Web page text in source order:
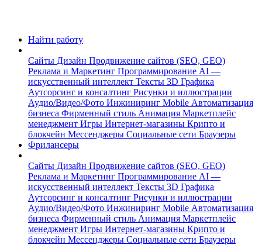
Найти работу
Сайты Дизайн Продвижение сайтов (SEO, GEO)
Реклама и Маркетинг Программирование AI —
искусственный интеллект Тексты 3D Графика
Аутсорсинг и консалтинг Рисунки и иллюстрации
Аудио/Видео/Фото Инжиниринг Mobile Автоматизация
бизнеса Фирменный стиль Анимация Маркетплейс
менеджмент Игры Интернет-магазины Крипто и
блокчейн Мессенджеры Социальные сети Браузеры
Фрилансеры
Сайты Дизайн Продвижение сайтов (SEO, GEO)
Реклама и Маркетинг Программирование AI —
искусственный интеллект Тексты 3D Графика
Аутсорсинг и консалтинг Рисунки и иллюстрации
Аудио/Видео/Фото Инжиниринг Mobile Автоматизация
бизнеса Фирменный стиль Анимация Маркетплейс
менеджмент Игры Интернет-магазины Крипто и
блокчейн Мессенджеры Социальные сети Браузеры